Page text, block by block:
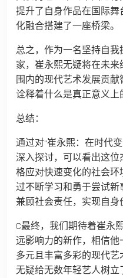
提升了自身作品在国际
化融合搭建了一座桥梁。
总之，作为一名坚持自
家，崔永熙无疑将在未
围内的现代艺术发展贡
诠释着什么是真正意义上
总结：
通过对“崔永熙：在时代
深入探讨，可以看出这
格应对快速变化的社会
过不断学习和勇于尝试
兼顾社会责任，实现自身
C最终，我们期待着崔永
远影响力的新作，相信
多元且丰富多彩的现代艺
无疑给无数年轻艺人树